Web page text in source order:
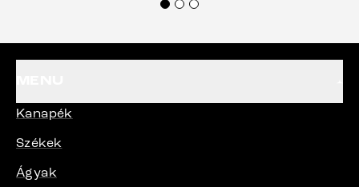
Kanapék
Székek
Ágyak